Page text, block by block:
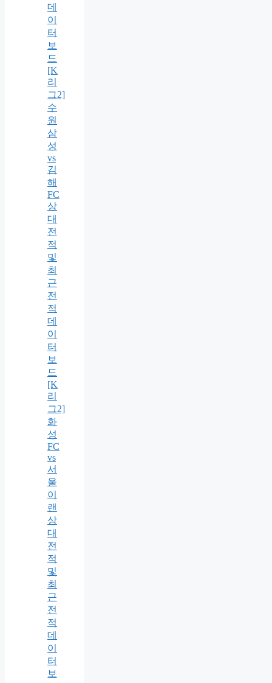
데
이
터
보
드
[K
리
그2]
수
원
삼
성
vs
김
해
FC
상
대
전
적
및
최
근
전
적
데
이
터
보
드
[K
리
그2]
화
성
FC
vs
서
울
이
랜
상
대
전
적
및
최
근
전
적
데
이
터
보